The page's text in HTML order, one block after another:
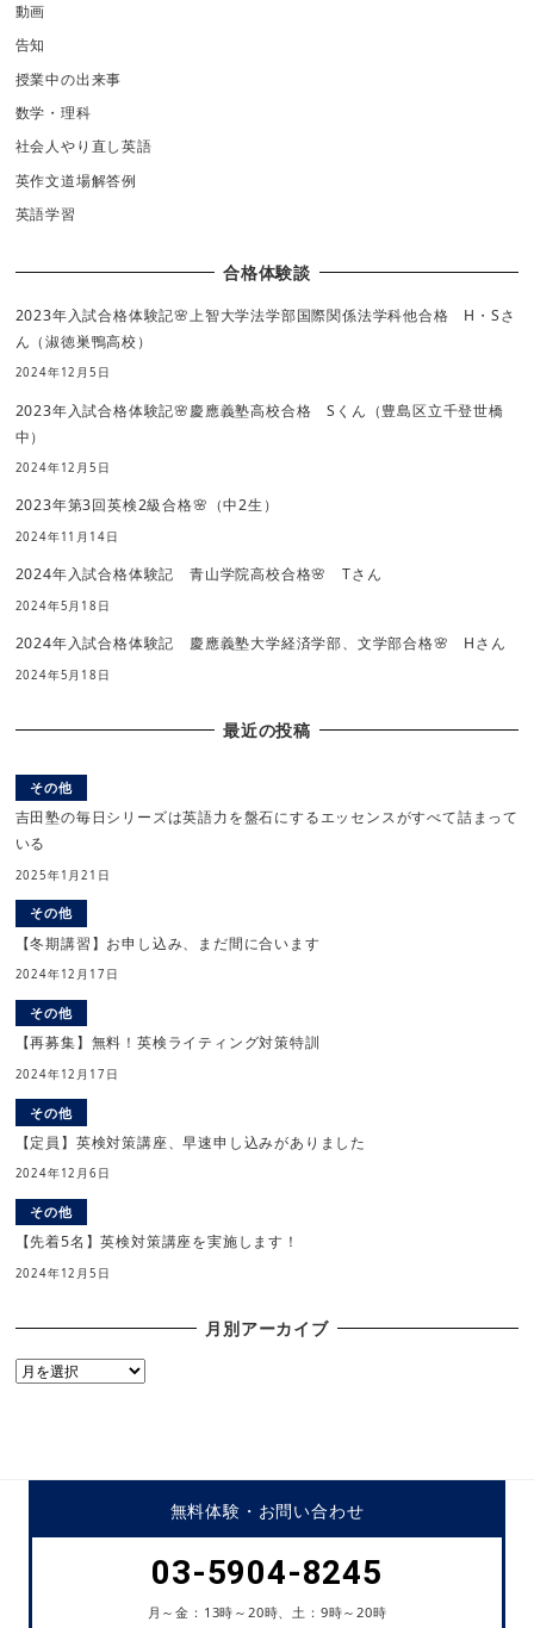
動画
告知
授業中の出来事
数学・理科
社会人やり直し英語
英作文道場解答例
英語学習
合格体験談
2023年入試合格体験記🌸上智大学法学部国際関係法学科他合格 H・Sさ
ん（淑徳巣鴨高校）
2024年12月5日
2023年入試合格体験記🌸慶應義塾高校合格 Sくん（豊島区立千登世橋
中）
2024年12月5日
2023年第3回英検2級合格🌸（中2生）
2024年11月14日
2024年入試合格体験記 青山学院高校合格🌸 Tさん
2024年5月18日
2024年入試合格体験記 慶應義塾大学経済学部、文学部合格🌸 Hさん
2024年5月18日
最近の投稿
その他
吉田塾の毎日シリーズは英語力を盤石にするエッセンスがすべて詰まって
いる
2025年1月21日
その他
【冬期講習】お申し込み、まだ間に合います
2024年12月17日
その他
【再募集】無料！英検ライティング対策特訓
2024年12月17日
その他
【定員】英検対策講座、早速申し込みがありました
2024年12月6日
その他
【先着5名】英検対策講座を実施します！
2024年12月5日
月別アーカイブ
月
無料体験・ お問い合わせ
03-5904-8245
月～金：13時～20時、土：9時～20時